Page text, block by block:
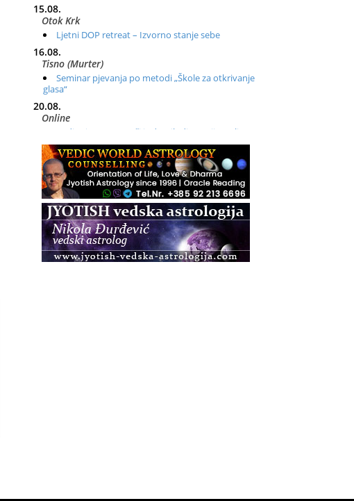
15.08.
Otok Krk
Ljetni DOP retreat – Izvorno stanje sebe
16.08.
Tisno (Murter)
Seminar pjevanja po metodi „Škole za otkrivanje
glasa“
20.08.
Online
Radionica: Pomagači iz drugih dimenzija Online –
otvoreno za sve
21.08.
Zagreb+Online
Osnovni ThetaHealing® tečaj, Zagreb i Online
22.08.
Pula
Access BARS®, otpusti stres
23.08.
Pula
Alemka Dauskardt – Jednodnevna radionica